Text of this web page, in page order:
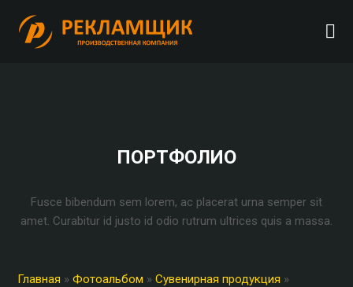
ПОРТФОЛИО
Fusce bibendum sem lorem, ac placerat urna semper sit
amet. Curabitur id justo id odio rutrum ultrices quis a massa.
Главная »Фотоальбом »Сувенирная продукция »